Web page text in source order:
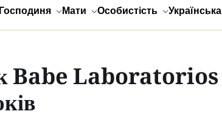
Господиня Мати Особистість Українська
Babe Laboratorios